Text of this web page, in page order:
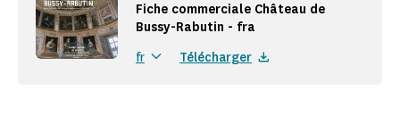
Fiche commerciale Château de
Bussy-Rabutin - fra
fr Télécharger